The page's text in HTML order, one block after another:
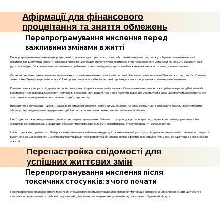
Афірмації для фінансового
процвітання та зняття обмежень
Перепрограмування мислення перед
важливими змінами в житті
Перепрограмування мислення – це процес, який допомагає адаптуватися до нових обставин і змін у житті, що можуть бути як позитивними, так і
негативними. Щоб успішно пройти через важливі зміни, необхідно спочатку усвідомити свої старі переконання та установки, які можуть заважати вам
рухатися вперед. Важливо провести самоаналіз, щоб виявити негативні думки, страхи та обмеження, які заважають вам досягати бажаного.
Один з ефективних методів перепрограмування – це заміна негативних думок на позитивні. Наприклад, замість думки "Я не зможу цього зробити", варто
змінити її на "Я навчусь цього і впораюся". Цей процес вимагає постійної практики і терпіння, оскільки нові установки повинні стати звичними.
Важливо також створити підтримуюче середовище, яке підкріплює ваші нові установки. Спілкування з людьми, які вже пройшли через подібні зміни або
мають позитивний досвід, може стати потужним джерелом мотивації. Читання книг, перегляд відео або участь у семінарах, що стосуються особистісного
зростання, можуть дати нові перспективи та ідеї для розвитку.
Використання візуалізації – ще один важливий інструмент. Уявляючи себе в ситуаціях, які ви хочете досягнути, ви допомагаєте своєму мозку створити
образ успіху та підготуватися до реальних дій. Це також сприяє зменшенню тривоги, пов'язаної зі змінами.
Необхідно також враховувати емоційний аспект перепрограмування. Зміни часто супроводжуються стресом, тому важливо вміти управляти своїми
емоціями. Техніки релаксації, медитація або заняття спортом допоможуть знизити рівень стресу і покращити загальний стан.
Нарешті, важливо приймати дрібні кроки та не намагатися змінити все відразу. Кожен маленький успіх буде підкріплювати ваші нові установки і мотивувати
рухатися далі. Саме завдяки цьому поетапному підходу перепрограмування мислення стає ефективним інструментом у процесі адаптації до великих змін
у житті.
Перенастройка свідомості для
успішних життєвих змін
Перепрограмування мислення після
токсичних стосунків: з чого почати
Перепрограмування мислення після токсичних стосунків починається з усвідомлення і прийняття того, що ви пережили. Важливо визнати, що токсичні
стосунки можуть залишити глибокий слід на психіці, і перший крок — це не ігнорувати ці почуття, а дати собі дозвіл їх відчути.